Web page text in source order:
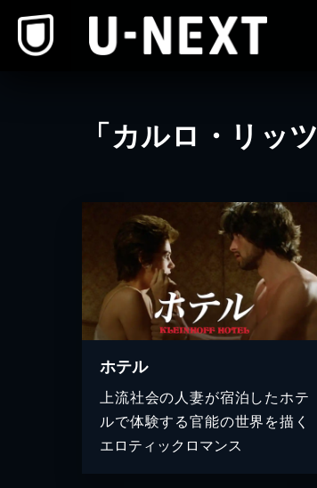
「カルロ・リッ
ホテル
上流社会の人妻が宿泊したホテ
ルで体験する官能の世界を描く
エロティックロマンス